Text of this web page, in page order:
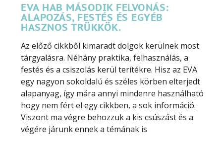
EVA HAB MÁSODIK FELVONÁS:
ALAPOZÁS, FESTÉS ÉS EGYÉB
HASZNOS TRÜKKÖK.
Az előző cikkből kimaradt dolgok kerülnek most
tárgyalásra. Néhány praktika, felhasználás, a
festés és a csiszolás kerül terítékre. Hisz az EVA
egy nagyon sokoldalú és széles körben elterjedt
alapanyag, így mára annyi mindenre használható
hogy nem fért el egy cikkben, a sok információ.
Viszont ma végre behozzuk a kis csúszást és a
végére járunk ennek a témának is